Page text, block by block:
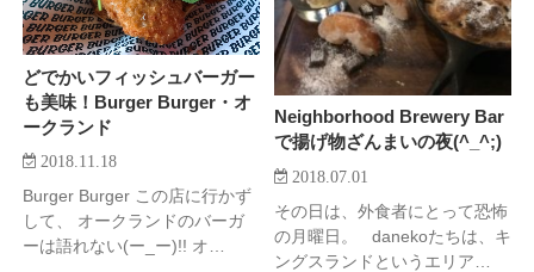
どでかいフィッシュバーガー
も美味！Burger Burger・オ
ークランド
2018.11.18
Burger Burger この店に行かず
して、 オークランドのバーガ
ーは語れない(ー_ー)!! オ…
Neighborhood Brewery Bar
で揚げ物ざんまいの夜(^_^;)
2018.07.01
その日は、外食者にとって恐怖
の月曜日。 danekoたちは、キ
ングスランドというエリア…